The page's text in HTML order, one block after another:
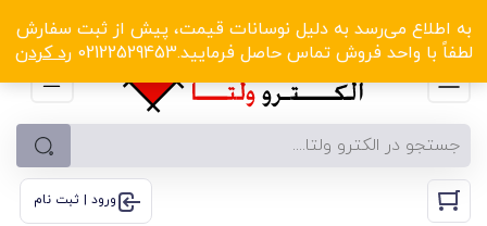
به اطلاع می‌رسد به دلیل نوسانات قیمت، پیش از ثبت سفارش
لطفاً با واحد فروش تماس حاصل فرمایید.02122529453
رد کردن
الکترو ولتا با تخفیف‌های شگفت‌انگیز! کلیک کنید
ورود | ثبت نام